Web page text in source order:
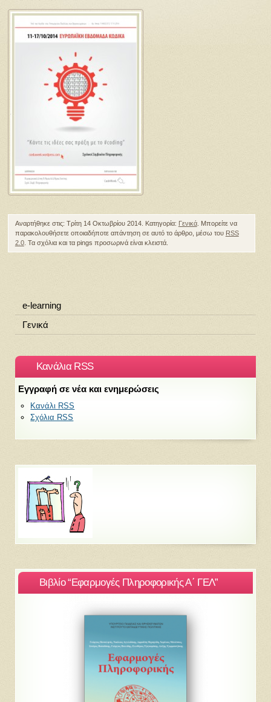
Αναρτήθηκε στις: Τρίτη 14 Οκτωβρίου 2014. Κατηγορία: Γενικά. Μπορείτε να
παρακολουθήσετε οποιαδήποτε απάντηση σε αυτό το άρθρο, μέσω του RSS
2.0. Τα σχόλια και τα pings προσωρινά είναι κλειστά.
e-learning
Γενικά
Κανάλια RSS
Εγγραφή σε νέα και ενημερώσεις
Κανάλι RSS
Σχόλια RSS
Βιβλίο “Εφαρμογές Πληροφορικής Α΄ ΓΕΛ”